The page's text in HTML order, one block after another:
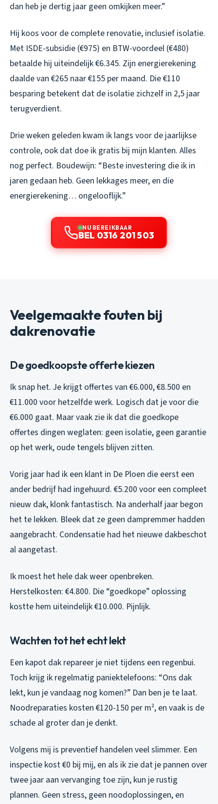
dan heb je dertig jaar geen omkijken meer.”
Hij koos voor de complete renovatie, inclusief isolatie.
Met ISDE-subsidie (€975) en BTW-voordeel (€480)
betaalde hij uiteindelijk €6.345. Zijn energierekening
daalde van €265 naar €155 per maand. Die €110
besparing betekent dat de isolatie zichzelf in 2,5 jaar
terugverdient.
Drie weken geleden kwam ik langs voor de jaarlijkse
controle, ook dat doe ik gratis bij mijn klanten. Alles
nog perfect. Boudewijn: “Beste investering die ik in
jaren gedaan heb. Geen lekkages meer, en die
energierekening… ongelooflijk.”
NU BEREIKBAAR
BEL 0316 201 503
Veelgemaakte fouten bij
dakrenovatie
De goedkoopste offerte kiezen
Ik snap het. Je krijgt offertes van €6.000, €8.500 en
€11.000 voor hetzelfde werk. Logisch dat je voor die
€6.000 gaat. Maar vaak zie ik dat die goedkope
offertes dingen weglaten: geen isolatie, geen garantie
op het werk, oude tengels blijven zitten.
Vorig jaar had ik een klant in De Ploen die eerst een
ander bedrijf had ingehuurd. €5.200 voor een compleet
nieuw dak, klonk fantastisch. Na anderhalf jaar begon
het te lekken. Bleek dat ze geen dampremmer hadden
aangebracht. Condensatie had het nieuwe dakbeschot
al aangetast.
Ik moest het hele dak weer openbreken.
Herstelkosten: €4.800. Die “goedkope” oplossing
kostte hem uiteindelijk €10.000. Pijnlijk.
Wachten tot het echt lekt
Een kapot dak repareer je niet tijdens een regenbui.
Toch krijg ik regelmatig paniektelefoons: “Ons dak
lekt, kun je vandaag nog komen?” Dan ben je te laat.
Noodreparaties kosten €120-150 per m², en vaak is de
schade al groter dan je denkt.
Volgens mij is preventief handelen veel slimmer. Een
inspectie kost €0 bij mij, en als ik zie dat je pannen over
twee jaar aan vervanging toe zijn, kun je rustig
plannen. Geen stress, geen noodoplossingen, en